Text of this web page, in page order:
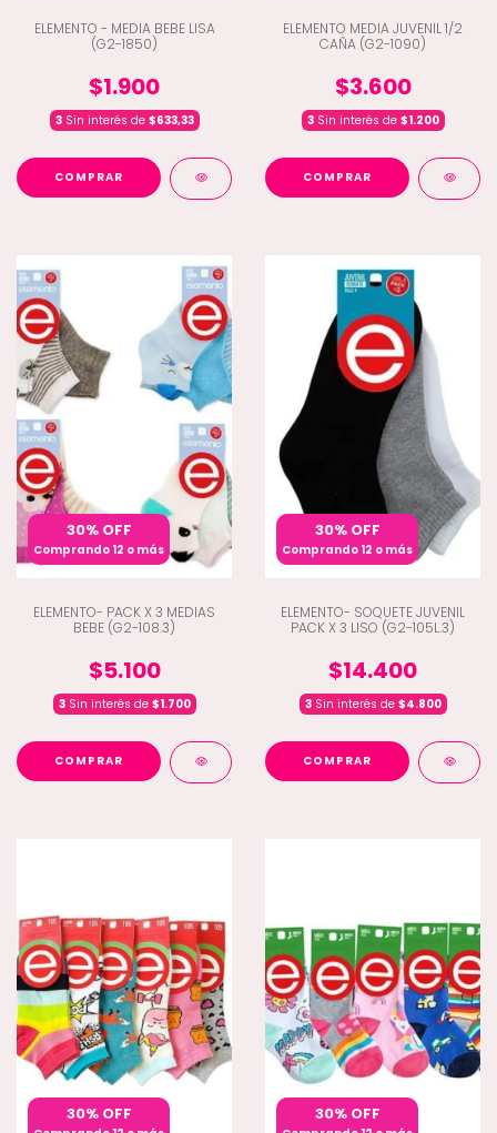
ELEMENTO - MEDIA BEBE LISA
(G2-1850)
$1.900
3Sin interés de $633,33
COMPRAR
ELEMENTO MEDIA JUVENIL 1/2
CAÑA (G2-1090)
$3.600
3Sin interés de $1.200
COMPRAR
30% OFF
Comprando 12 o más
ELEMENTO- PACK X 3 MEDIAS
BEBE (G2-108.3)
$5.100
3Sin interés de $1.700
COMPRAR
30% OFF
Comprando 12 o más
ELEMENTO- SOQUETE JUVENIL
PACK X 3 LISO (G2-105L.3)
$14.400
3Sin interés de $4.800
COMPRAR
30% OFF 30% OFF